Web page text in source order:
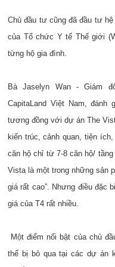
Chủ đầu tư cũng đã đầu tư
của Tổ chức Y tế Thế giới
từng hộ gia đình.
Bà Jaselyn Wan - Giám
CapitaLand Việt Nam, đánh
tương đồng với dự án The
kiến trúc, cảnh quan, tiện
căn hộ chỉ từ 7-8 căn hộ/
Vista là một trong những sản
giá rất cao”. Nhưng điều đặc
giá của T4 rất nhiều.
Một điểm nổi bật của chủ
thể bị bỏ qua tại các dự án